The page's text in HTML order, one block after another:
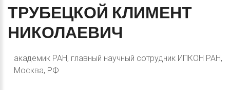
ТРУБЕЦКОЙ КЛИМЕНТ
НИКОЛАЕВИЧ
академик РАН, главный научный сотрудник ИПКОН РАН,
Москва, РФ